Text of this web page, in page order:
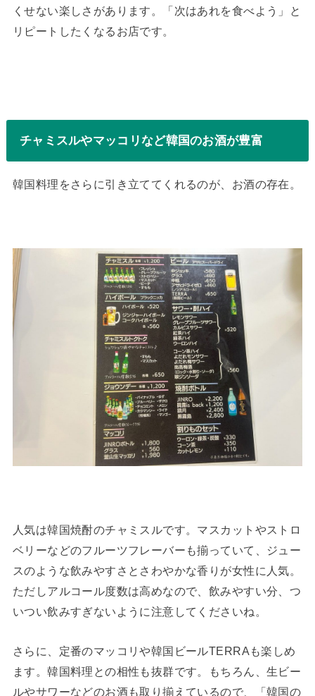
くせない楽しさがあります。「次はあれを食べよう」と
リピートしたくなるお店です。
チャミスルやマッコリなど韓国のお酒が豊富
韓国料理をさらに引き立ててくれるのが、お酒の存在。
人気は韓国焼酎のチャミスルです。マスカットやストロ
ベリーなどのフルーツフレーバーも揃っていて、ジュー
スのような飲みやすさとさわやかな香りが女性に人気。
ただしアルコール度数は高めなので、飲みやすい分、つ
いつい飲みすぎないように注意してくださいね。
さらに、定番のマッコリや韓国ビールTERRAも楽しめ
ます。韓国料理との相性も抜群です。もちろん、生ビー
ルやサワーなどのお酒も取り揃えているので、「韓国の